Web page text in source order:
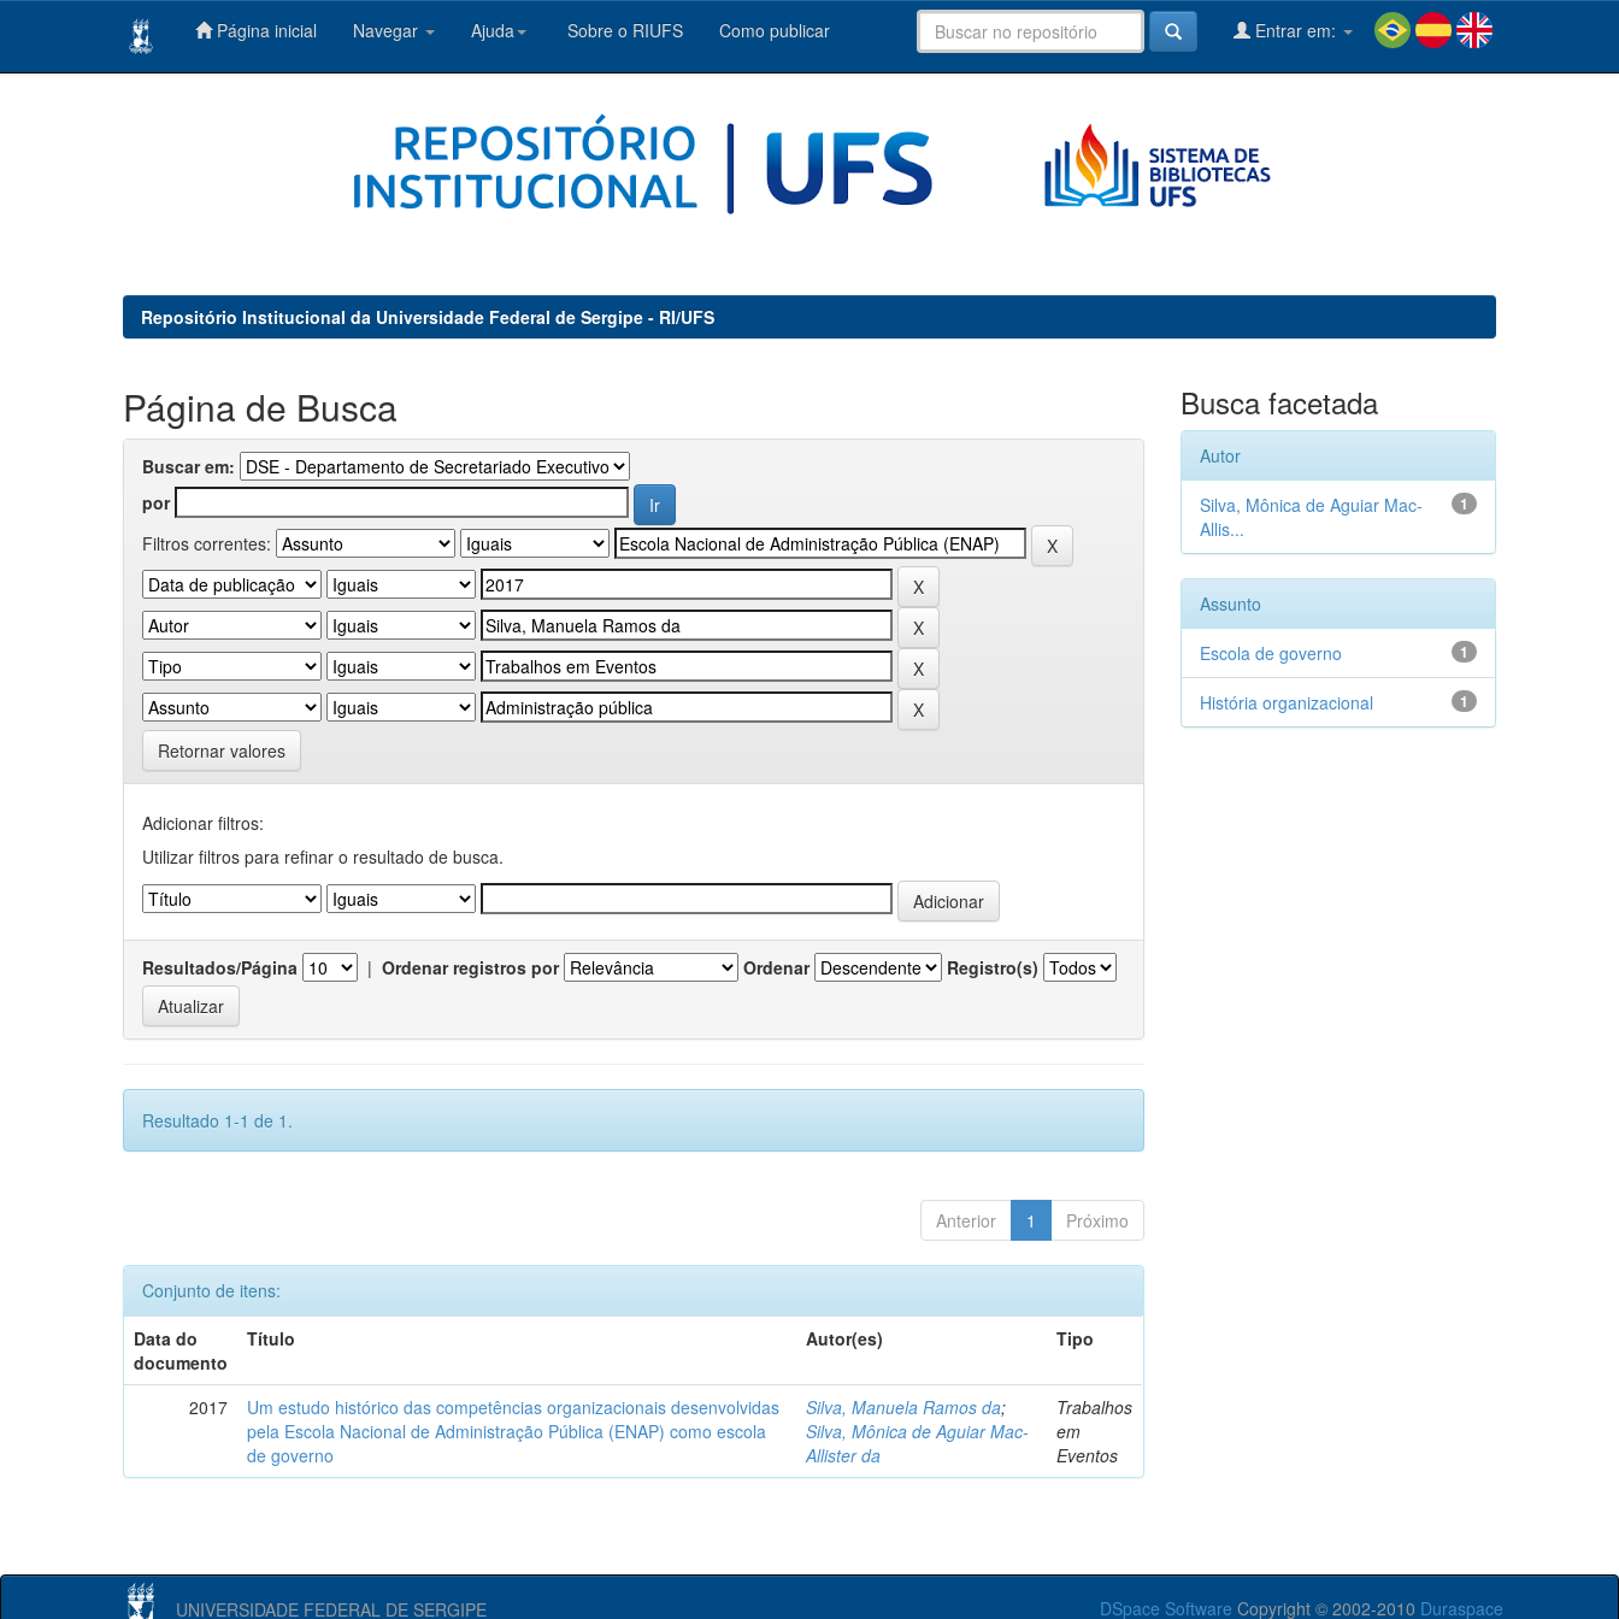
Página inicial Navegar Ajuda Sobre o RIUFS Como publicar Entrar em:
Repositório Institucional da Universidade Federal de Sergipe - RI/UFS
Página de Busca
Buscar em:
por
Filtros correntes:
Retornar valores
Adicionar filtros:
Utilizar filtros para refinar o resultado de busca.
Resultados/Página | Ordenar registros por Ordenar Registro(s)
Resultado 1-1 de 1.
Anterior 1 Próximo
Conjunto de itens:
Data do
documento
Título Autor(es) Tipo
2017
Um estudo histórico das competências organizacionais desenvolvidas
pela Escola Nacional de Administração Pública (ENAP) como escola
de governo
Silva, Manuela Ramos da;
Silva, Mônica de Aguiar Mac-
Allister da
Trabalhos
em
Eventos
Busca facetada
Autor
1
Silva, Mônica de Aguiar Mac-
Allis...
Assunto
1
Escola de governo
1
História organizacional
UNIVERSIDADE FEDERAL DE SERGIPE DSpace Software Copyright © 2002-2010 Duraspace